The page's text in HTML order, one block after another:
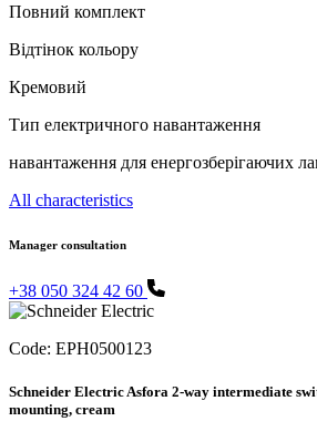
Повний комплект
Відтінок кольору
Кремовий
Тип електричного навантаження
навантаження для енергозберігаючих
All characteristics
Manager consultation
+38 050 324 42 60
Code: EPH0500123
Schneider Electric Asfora 2-way intermediate
mounting, cream